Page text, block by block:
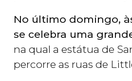
No último domingo,
se celebra uma
na qual a estátua de
percorre as ruas de